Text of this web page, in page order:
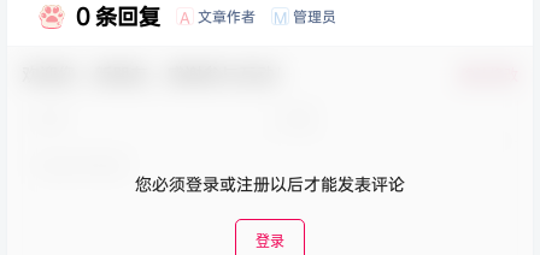
0 条回复 A 文章作者 M 管理员
您必须登录或注册以后才能发表评论
登录